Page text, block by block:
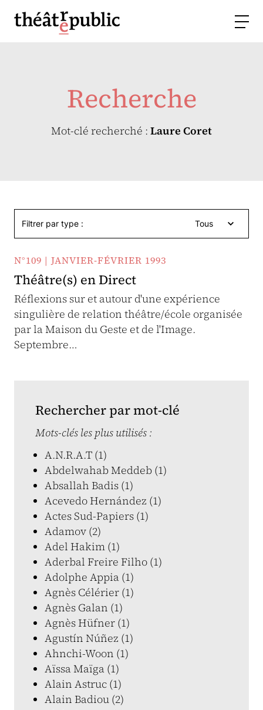
Recherche
Mot-clé recherché : Laure Coret
Filtrer par type : Tous
N°109 | JANVIER-FÉVRIER 1993
Théâtre(s) en Direct
Réflexions sur et autour d'une expérience
singulière de relation théâtre/école organisée
par la Maison du Geste et de l'Image.
Septembre…
Rechercher par mot-clé
Mots-clés les plus utilisés :
A.N.R.A.T (1)
Abdelwahab Meddeb (1)
Absallah Badis (1)
Acevedo Hernández (1)
Actes Sud-Papiers (1)
Adamov (2)
Adel Hakim (1)
Aderbal Freire Filho (1)
Adolphe Appia (1)
Agnès Célérier (1)
Agnès Galan (1)
Agnès Hüfner (1)
Agustín Núñez (1)
Ahnchi-Woon (1)
Aïssa Maïga (1)
Alain Astruc (1)
Alain Badiou (2)